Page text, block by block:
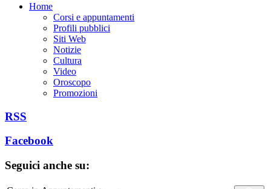
Home
Corsi e appuntamenti
Profili pubblici
Siti Web
Notizie
Cultura
Video
Oroscopo
Promozioni
RSS
Facebook
Seguici anche su: